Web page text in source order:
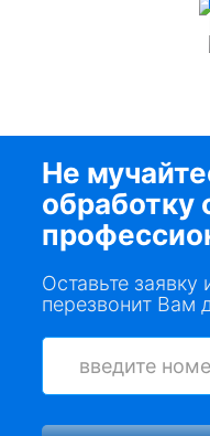
Не
обработку
Оставьте
перезвонит Вам